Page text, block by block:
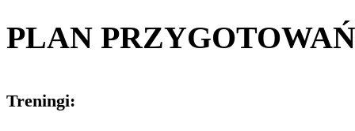
PLAN PRZYGOTOWAŃ
Treningi: